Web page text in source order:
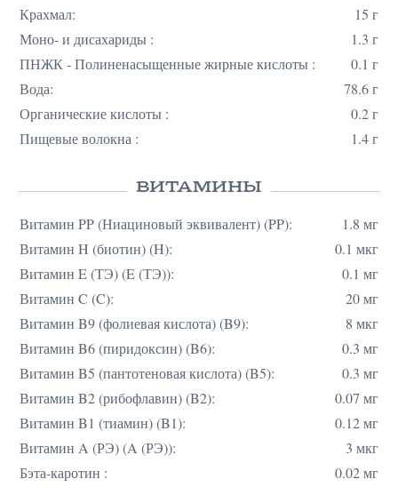
Крахмал:
15 г
Моно- и дисахариды :
1.3 г
ПНЖК - Полиненасыщенные жирные кислоты :
0.1 г
Вода:
78.6 г
Органические кислоты :
0.2 г
Пищевые волокна :
1.4 г
ВИТАМИНЫ
Витамин PP (Ниациновый эквивалент) (PP):
1.8 мг
Витамин H (биотин) (H):
0.1 мкг
Витамин E (ТЭ) (E (ТЭ)):
0.1 мг
Витамин C (C):
20 мг
Витамин B9 (фолиевая кислота) (B9):
8 мкг
Витамин B6 (пиридоксин) (B6):
0.3 мг
Витамин B5 (пантотеновая кислота) (B5):
0.3 мг
Витамин B2 (рибофлавин) (B2):
0.07 мг
Витамин B1 (тиамин) (B1):
0.12 мг
Витамин A (РЭ) (A (РЭ)):
3 мкг
Бэта-каротин :
0.02 мг